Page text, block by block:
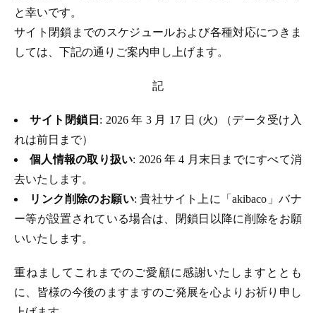
と幸いです。
サイト閉鎖までのスケジュールおよび各種対応につきま
しては、下記の通りご案内申し上げます。
記
サイト閉鎖日 : 2026 年 3 月 17 日 (火) （データ受け入
れは前日まで）
個人情報の取り扱い: 2026 年 4 月末日までにすべて消
去いたします。
リンク削除のお願い: 貴社サイト上に「akibaco」バナ
ー等が設置されている場合は、閉鎖日以降に削除をお願
いいたします。
重ねましてこれまでのご愛顧に感謝いたしますととも
に、皆様の今後のますますのご発展を心よりお祈り申し